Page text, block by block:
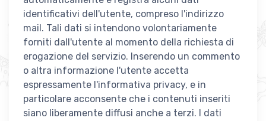
identificativi dell'utente, compreso l'indirizzo
mail. Tali dati si intendono volontariamente
forniti dall'utente al momento della richiesta di
erogazione del servizio. Inserendo un commento
o altra informazione l'utente accetta
espressamente l'informativa privacy, e in
particolare acconsente che i contenuti inseriti
siano liberamente diffusi anche a terzi. I dati